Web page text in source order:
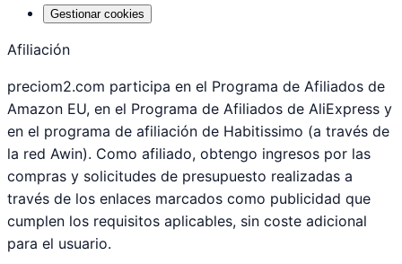
Gestionar cookies
Afiliación
preciom2.com participa en el Programa de Afiliados de
Amazon EU, en el Programa de Afiliados de AliExpress y
en el programa de afiliación de Habitissimo (a través de
la red Awin). Como afiliado, obtengo ingresos por las
compras y solicitudes de presupuesto realizadas a
través de los enlaces marcados como publicidad que
cumplen los requisitos aplicables, sin coste adicional
para el usuario.